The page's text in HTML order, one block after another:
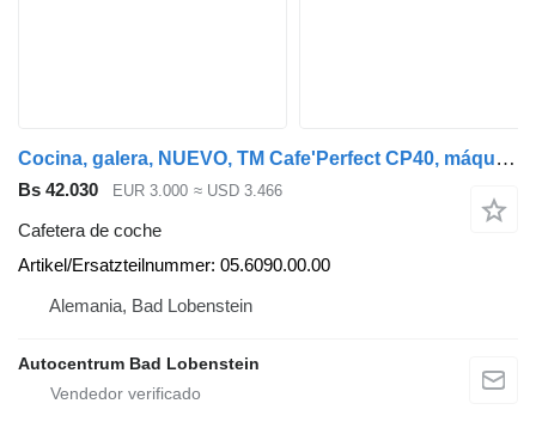
Cocina, galera, NUEVO, TM Cafe'Perfect CP40, máquina de café, / N Artikel/Ersatzteilnummer: cafetera de coche para MAN Neoplan autobús
Bs 42.030 EUR 3.000 ≈ USD 3.466
Cafetera de coche
Artikel/Ersatzteilnummer: 05.6090.00.00
Alemania, Bad Lobenstein
Autocentrum Bad Lobenstein